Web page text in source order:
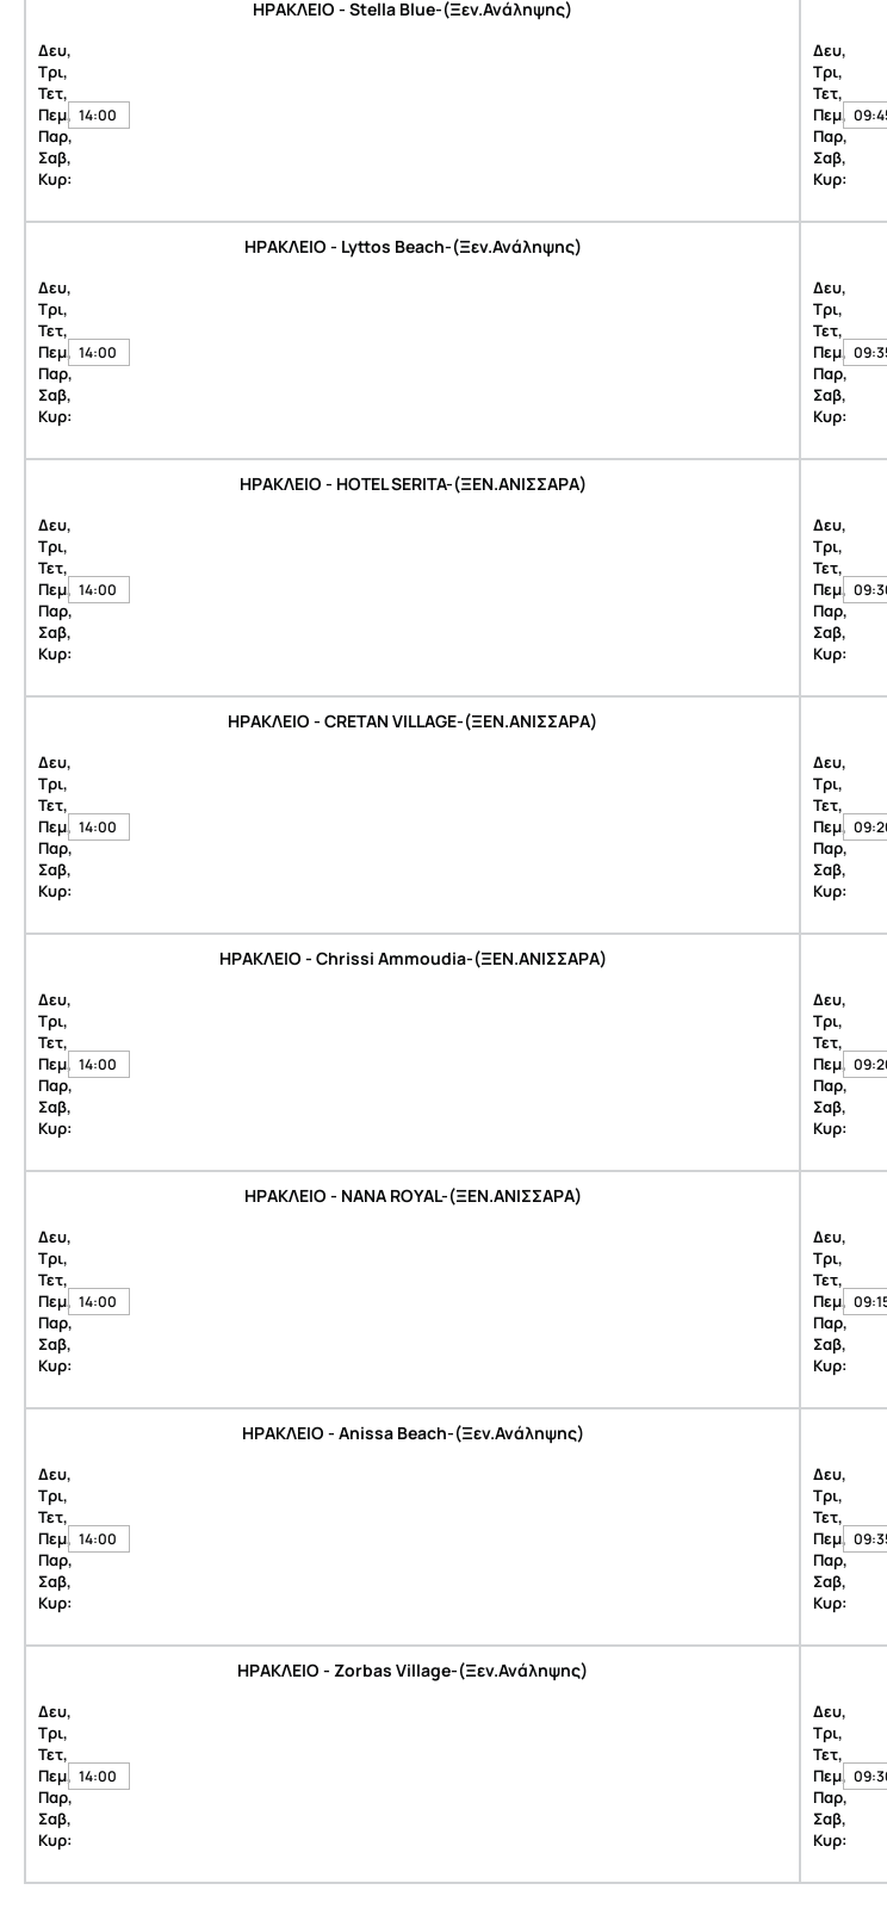
ΗΡΑΚΛΕΙΟ - Stella Blue-(Ξεν.Ανάληψης)
Δευ,
Τρι,
Τετ,
Πεμ,
Παρ,
Σαβ,
Κυρ:
14:00
Δευ,
Τρι,
Τετ,
Πεμ,
Παρ,
Σαβ,
Κυρ:
ΗΡΑΚΛΕΙΟ - Lyttos Beach-(Ξεν.Ανάληψης)
Δευ,
Τρι,
Τετ,
Πεμ,
Παρ,
Σαβ,
Κυρ:
14:00
Δευ,
Τρι,
Τετ,
Πεμ,
Παρ,
Σαβ,
Κυρ:
ΗΡΑΚΛΕΙΟ - HOTEL SERITA-(ΞΕΝ.ΑΝΙΣΣΑΡΑ)
Δευ,
Τρι,
Τετ,
Πεμ,
Παρ,
Σαβ,
Κυρ:
14:00
Δευ,
Τρι,
Τετ,
Πεμ,
Παρ,
Σαβ,
Κυρ:
ΗΡΑΚΛΕΙΟ - CRETAN VILLAGE-(ΞΕΝ.ΑΝΙΣΣΑΡΑ)
Δευ,
Τρι,
Τετ,
Πεμ,
Παρ,
Σαβ,
Κυρ:
14:00
Δευ,
Τρι,
Τετ,
Πεμ,
Παρ,
Σαβ,
Κυρ:
ΗΡΑΚΛΕΙΟ - Chrissi Ammoudia-(ΞΕΝ.ΑΝΙΣΣΑΡΑ)
Δευ,
Τρι,
Τετ,
Πεμ,
Παρ,
Σαβ,
Κυρ:
14:00
Δευ,
Τρι,
Τετ,
Πεμ,
Παρ,
Σαβ,
Κυρ:
ΗΡΑΚΛΕΙΟ - NANA ROYAL-(ΞΕΝ.ΑΝΙΣΣΑΡΑ)
Δευ,
Τρι,
Τετ,
Πεμ,
Παρ,
Σαβ,
Κυρ:
14:00
Δευ,
Τρι,
Τετ,
Πεμ,
Παρ,
Σαβ,
Κυρ:
ΗΡΑΚΛΕΙΟ - Anissa Beach-(Ξεν.Ανάληψης)
Δευ,
Τρι,
Τετ,
Πεμ,
Παρ,
Σαβ,
Κυρ:
14:00
Δευ,
Τρι,
Τετ,
Πεμ,
Παρ,
Σαβ,
Κυρ:
ΗΡΑΚΛΕΙΟ - Zorbas Village-(Ξεν.Ανάληψης)
Δευ,
Τρι,
Τετ,
Πεμ,
Παρ,
Σαβ,
Κυρ:
14:00
Δευ,
Τρι,
Τετ,
Πεμ,
Παρ,
Σαβ,
Κυρ: